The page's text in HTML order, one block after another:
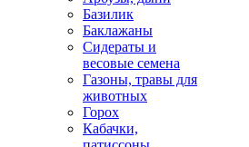
Базилик
Баклажаны
Сидераты и
весовые семена
Газоны, травы для
животных
Горох
Кабачки,